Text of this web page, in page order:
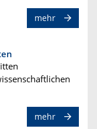
mehr
mehr